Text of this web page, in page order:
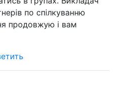
по спілкуванню
продовжую і вам